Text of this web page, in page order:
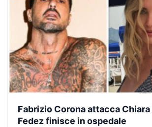
Fabrizio Corona attacca Chiara
Fedez finisce in ospedale